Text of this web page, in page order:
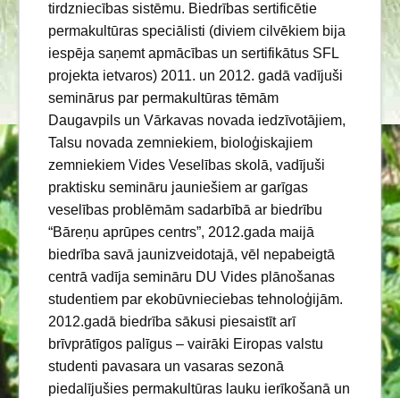
tirdzniecības sistēmu. Biedrības sertificētie
permakultūras speciālisti (diviem cilvēkiem bija
iespēja saņemt apmācības un sertifikātus SFL
projekta ietvaros) 2011. un 2012. gadā vadījuši
seminārus par permakultūras tēmām
Daugavpils un Vārkavas novada iedzīvotājiem,
Talsu novada zemniekiem, bioloģiskajiem
zemniekiem Vides Veselības skolā, vadījuši
praktisku semināru jauniešiem ar garīgas
veselības problēmām sadarbībā ar biedrību
“Bāreņu aprūpes centrs”, 2012.gada maijā
biedrība savā jaunizveidotajā, vēl nepabeigtā
centrā vadīja semināru DU Vides plānošanas
studentiem par ekobūvnieciebas tehnoloģijām.
2012.gadā biedrība sākusi piesaistīt arī
brīvprātīgos palīgus – vairāki Eiropas valstu
studenti pavasara un vasaras sezonā
piedalījušies permakultūras lauku ierīkošanā un